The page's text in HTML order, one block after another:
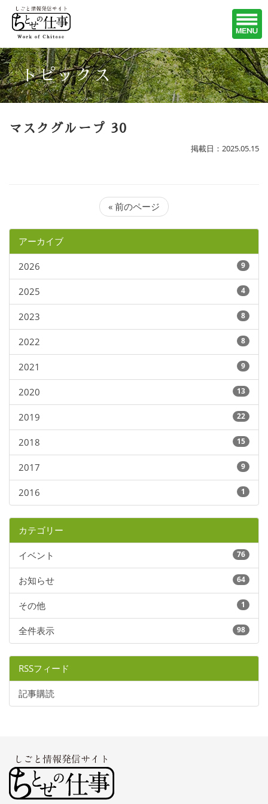
トピックス
マスクグループ 30
掲載日：2025.05.15
« 前のページ
アーカイブ
2026 9
2025 4
2023 8
2022 8
2021 9
2020 13
2019 22
2018 15
2017 9
2016 1
カテゴリー
イベント 76
お知らせ 64
その他 1
全件表示 98
RSSフィード
記事購読